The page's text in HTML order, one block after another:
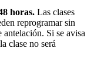
horas. Las clases
reprogramar sin
Si se avisa
clase no será